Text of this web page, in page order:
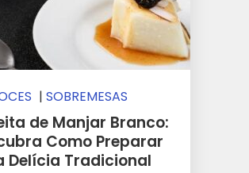
| SOBREMESAS
de Manjar Branco:
Como Preparar
Delícia Tradicional